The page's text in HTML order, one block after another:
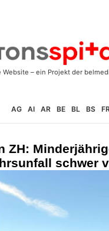
AG AI AR BE BL BS FR
ZH:
schwer